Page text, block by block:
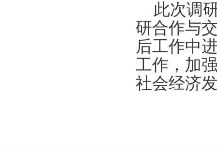
此次调
研合作与
后工作中
工作，加
社会经济